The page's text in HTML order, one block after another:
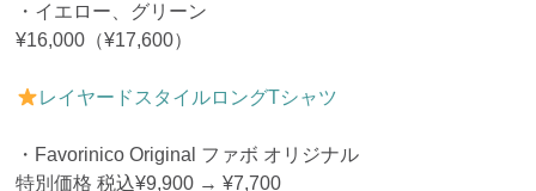
・イエロー、グリーン
¥16,000（¥17,600）
レイヤードスタイルロングTシャツ
・Favorinico Original ファボ オリジナル
特別価格 税込¥9,900 → ¥7,700